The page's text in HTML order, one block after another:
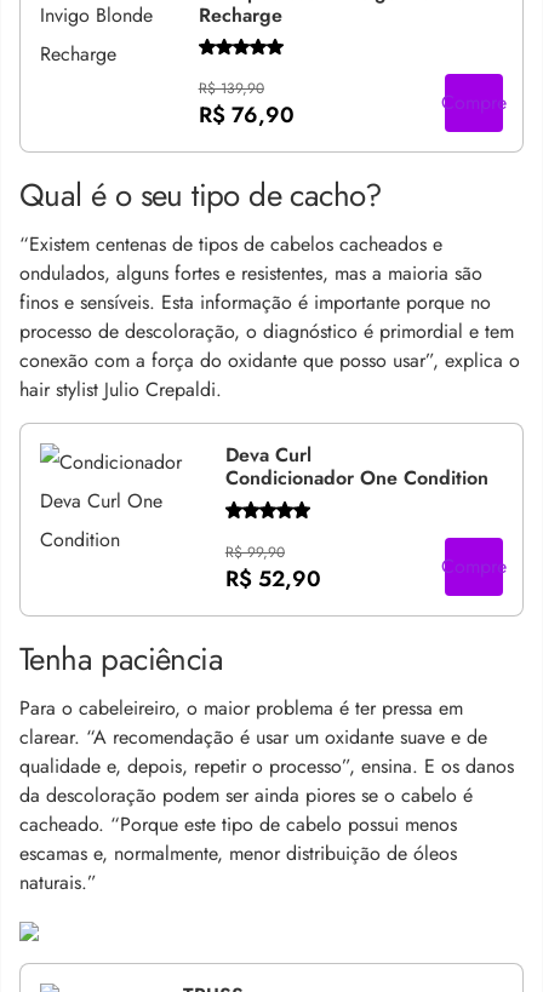
Recharge
R$ 139,90
R$ 76,90 Compre
Qual é o seu tipo de cacho?
“Existem centenas de tipos de cabelos cacheados e
ondulados, alguns fortes e resistentes, mas a maioria são
finos e sensíveis. Esta informação é importante porque no
processo de descoloração, o diagnóstico é primordial e tem
conexão com a força do oxidante que posso usar”, explica o
hair stylist Julio Crepaldi.
Deva Curl
Condicionador One Condition
R$ 99,90
R$ 52,90 Compre
Tenha paciência
Para o cabeleireiro, o maior problema é ter pressa em
clarear. “A recomendação é usar um oxidante suave e de
qualidade e, depois, repetir o processo”, ensina. E os danos
da descoloração podem ser ainda piores se o cabelo é
cacheado. “Porque este tipo de cabelo possui menos
escamas e, normalmente, menor distribuição de óleos
naturais.”